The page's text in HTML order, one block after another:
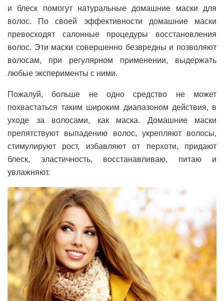
и блеск помогут натуральные домашние маски для
волос. По своей эффективности домашние маски
превосходят салонные процедуры восстановления
волос. Эти маски совершенно безвредны и позволяют
волосам, при регулярном применении, выдержать
любые эксперименты с ними.
Пожалуй, больше не одно средство не может
похвастаться таким широким диапазоном действия, в
уходе за волосами, как маска. Домашние маски
препятствуют выпадению волос, укрепляют волосы,
стимулируют рост, избавляют от перхоти, придают
блеск, эластичность, восстанавливаю, питаю и
увлажняют.